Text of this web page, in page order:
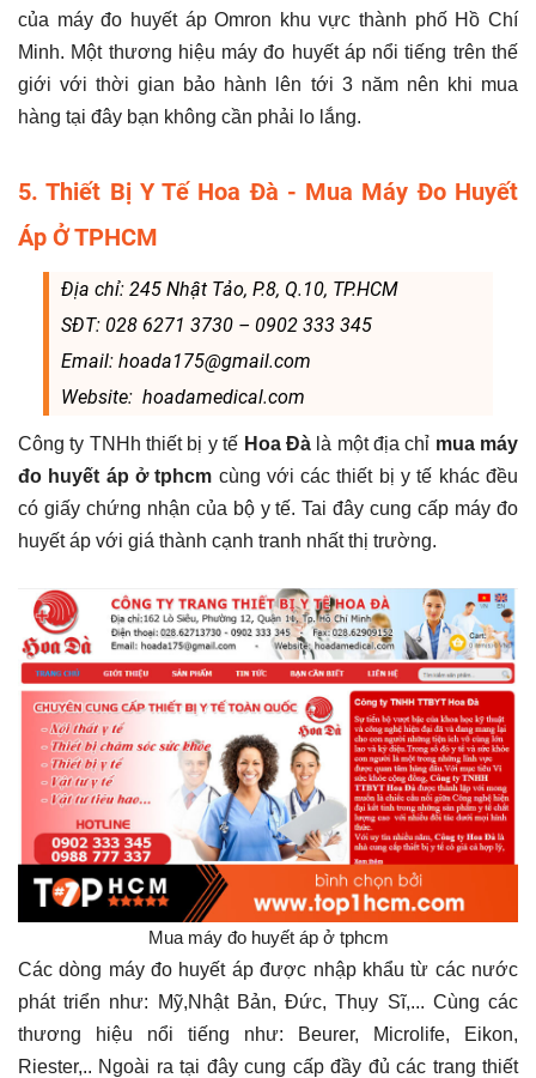
của máy đo huyết áp Omron khu vực thành phố Hồ Chí
Minh. Một thương hiệu máy đo huyết áp nổi tiếng trên thế
giới với thời gian bảo hành lên tới 3 năm nên khi mua
hàng tại đây bạn không cần phải lo lắng.
5. Thiết Bị Y Tế Hoa Đà - Mua Máy Đo Huyết
Áp Ở TPHCM
Địa chỉ: 245 Nhật Tảo, P.8, Q.10, TP.HCM
SĐT: 028 6271 3730 – 0902 333 345
Email: hoada175@gmail.com
Website: hoadamedical.com
Công ty TNHh thiết bị y tế Hoa Đàlà một địa chỉ mua máy
đo huyết áp ở tphcm cùng với các thiết bị y tế khác đều
có giấy chứng nhận của bộ y tế. Tai đây cung cấp máy đo
huyết áp với giá thành cạnh tranh nhất thị trường.
Mua máy đo huyết áp ở tphcm
Các dòng máy đo huyết áp được nhập khẩu từ các nước
phát triển như: Mỹ,Nhật Bản, Đức, Thụy Sĩ,... Cùng các
thương hiệu nổi tiếng như: Beurer, Microlife, Eikon,
Riester,.. Ngoài ra tại đây cung cấp đầy đủ các trang thiết